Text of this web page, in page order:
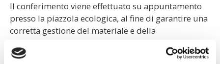
Il conferimento viene effettuato su appuntamento
presso la piazzola ecologica, al fine di garantire una
corretta gestione del materiale e della